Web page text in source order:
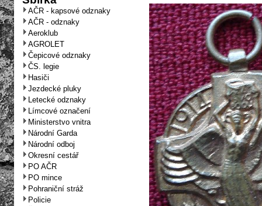
AČR - kapsové odznaky
AČR - odznaky
Aeroklub
AGROLET
Čepicové odznaky
ČS. legie
Hasiči
Jezdecké pluky
Letecké odznaky
Límcové označení
Ministerstvo vnitra
Národní Garda
Národní odboj
Okresní cestář
PO AČR
PO mince
Pohraniční stráž
Policie